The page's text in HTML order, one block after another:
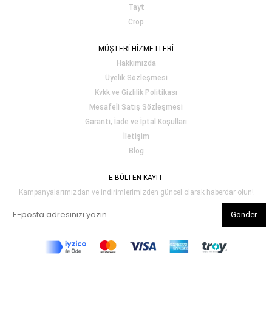
Tayt
Crop
MÜŞTERİ HİZMETLERİ
Hakkımızda
Üyelik Sözleşmesi
Kvkk ve Gizlilik Politikası
Mesafeli Satış Sözleşmesi
Garanti, İade ve İptal Koşulları
İletişim
Blog
E-BÜLTEN KAYIT
Kampanyalarımızdan ve indirimlerimizden güncel olarak haberdar olun!
Gönder